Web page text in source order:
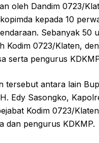
oleh Dandim 0723/
kepada 10
Sebanyak 50
Kodim 0723/Klaten,
serta pengurus
tersebut antara lain
Edy Sasongko,
Kodim 0723/
dan pengurus KDKMP.